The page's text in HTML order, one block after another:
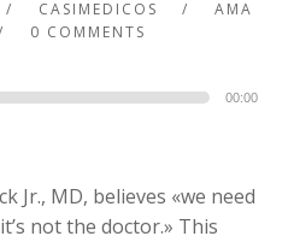
CASIMEDICOS
AMA
0 COMMENTS
00:00
Jr., MD, believes «we need
not the doctor.» This